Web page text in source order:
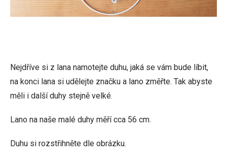
Nejdříve si z lana namotejte duhu, jaká se vám bude líbit,
na konci lana si udělejte značku a lano změřte. Tak abyste
měli i další duhy stejně velké.
Lano na naše malé duhy měří cca 56 cm.
Duhu si rozstřihněte dle obrázku.